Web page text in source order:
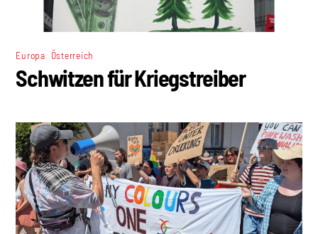
Europa Österreich
Schwitzen für Kriegstreiber